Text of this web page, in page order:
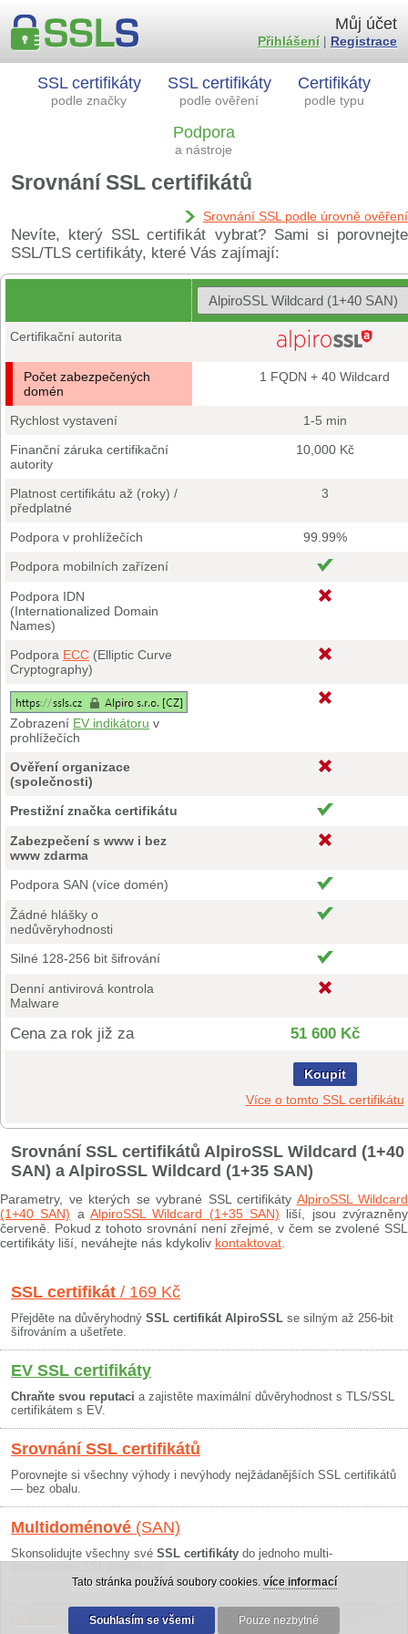
SSL certifikáty
podle značky
SSL certifikáty
podle ověření
Certifikáty
podle typu
Podpora
a nástroje
Můj účet
Přihlášení| Registrace
Srovnání SSL certifikátů
Srovnání SSL podle úrovně ověření
Nevíte, který SSL certifikát vybrat? Sami si porovnejte
SSL/TLS certifikáty, které Vás zajímají:
Certifikační autorita
Počet zabezpečených
domén
1 FQDN + 40 Wildcard
Rychlost vystavení
1-5 min
Finanční záruka certifikační
autority
10,000 Kč
Platnost certifikátu až (roky) /
předplatné
3
Podpora v prohlížečích
99.99%
Podpora mobilních zařízení
Podpora IDN
(Internationalized Domain
Names)
Podpora ECC (Elliptic Curve
Cryptography)
Zobrazení EV indikátoru v
prohlížečích
Ověření organizace
(společnosti)
Prestižní značka certifikátu
Zabezpečení s www i bez
www zdarma
Podpora SAN (více domén)
Žádné hlášky o
nedůvěryhodnosti
Silné 128-256 bit šifrování
Denní antivirová kontrola
Malware
Cena za rok již za 51 600 Kč
Koupit
Více o tomto SSL certifikátu
Srovnání SSL certifikátů AlpiroSSL Wildcard (1+40
SAN) a AlpiroSSL Wildcard (1+35 SAN)
Parametry, ve kterých se vybrané SSL certifikáty AlpiroSSL Wildcard
(1+40 SAN) aAlpiroSSL Wildcard (1+35 SAN) liší, jsou zvýrazněny
červeně. Pokud z tohoto srovnání není zřejmé, v čem se zvolené SSL
certifikáty liší, neváhejte nás kdykoliv kontaktovat
SSL certifikát / 169 Kč
Přejděte na důvěryhodný SSL certifikát AlpiroSSL se silným až 256-bit
šifrováním a ušetřete.
EV SSL certifikáty
Chraňte svou reputaci a zajistěte maximální důvěryhodnost s TLS/SSL
certifikátem s EV.
Srovnání SSL certifikátů
Porovnejte si všechny výhody i nevýhody nejžádanějších SSL certifikátů
— bez obalu.
Multidoménové (SAN)
Skonsolidujte všechny své SSL certifikáty do jednoho multi-
Obchodní podmínky|30 dní záruka
Tato stránka používá soubory cookies. více informací
Souhlasím se všemi Pouze nezbytné